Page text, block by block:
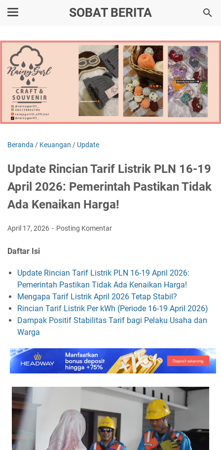
SOBAT BERITA
Beranda / Keuangan / Update
Update Rincian Tarif Listrik PLN 16-19
April 2026: Pemerintah Pastikan Tidak
Ada Kenaikan Harga!
April 17, 2026 Posting Komentar
Daftar Isi
Update Rincian Tarif Listrik PLN 16-19 April 2026:
Pemerintah Pastikan Tidak Ada Kenaikan Harga!
Mengapa Tarif Listrik April 2026 Tetap Stabil?
Rincian Tarif Listrik Per kWh (Periode 16-19 April 2026)
Dampak Positif Stabilitas Tarif bagi Pelaku Usaha dan
Warga